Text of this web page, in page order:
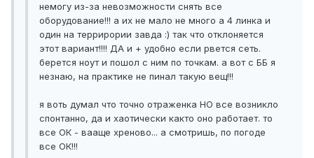
немогу из-за невозможности снять все
оборудование!!! а их не мало не много а 4 линка и
один на террирории завда :) так что отклоняется
этот вариант!!!! ДА и + удобно если рвется сеть.
берется ноут и пошол с ним по точкам. а вот с ББ я
незнаю, на практике не пинал такую вещ!!!
я воть думал что точно отраженка НО все возникло
спонтанно, да и хаотически както оно работает. то
все ОК - вааще хреново... а смотришь, по погоде
все ОК!!!